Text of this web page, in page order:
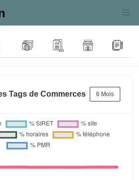
Tags de Commerces 6 Mois